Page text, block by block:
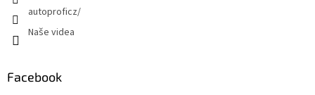
autoproficz/
Naše videa
Facebook